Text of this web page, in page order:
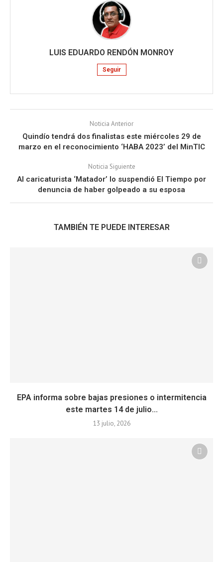
LUIS EDUARDO RENDÓN MONROY
Seguir
Noticia Anterior
Quindío tendrá dos finalistas este miércoles 29 de
marzo en el reconocimiento ‘HABA 2023’ del MinTIC
Noticia Siguiente
Al caricaturista ‘Matador’ lo suspendió El Tiempo por
denuncia de haber golpeado a su esposa
TAMBIÉN TE PUEDE INTERESAR
EPA informa sobre bajas presiones o intermitencia
este martes 14 de julio...
13 julio, 2026